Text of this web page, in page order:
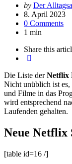
Posted
by
by Der
8. April 2023
0 Comments
1 min
Share this
Die Liste derNetflix
Nicht unüblich ist es,
und Filme in das
wird entsprechend
Laufenden gehalten.
Neue Netflix
[table id=16 /]